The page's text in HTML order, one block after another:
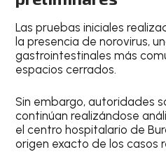
Las pruebas iniciales
la presencia de norovirus,
gastrointestinales más
espacios cerrados.
Sin embargo, autoridades
continúan realizándose
el centro hospitalario de
origen exacto de los casos